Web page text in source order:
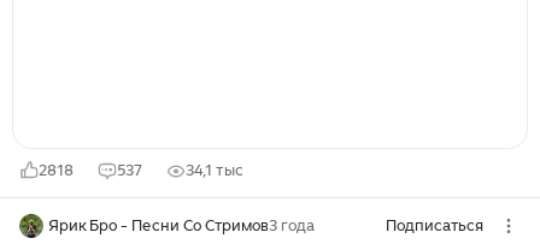
2818 537 34,1 тыс
Ярик Бро - Песни Со Стримов3 года Подписаться